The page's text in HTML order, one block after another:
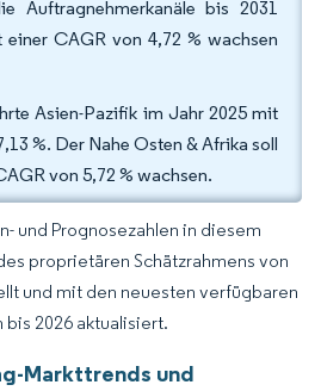
Auftragnehmerkanäle bis 2031
CAGR von 4,72 % wachsen
Asien-Pazifik im Jahr 2025 mit
%. Der Nahe Osten & Afrika soll
von 5,72 % wachsen.
und Prognosezahlen in diesem
proprietären Schätzrahmens von
und mit den neuesten verfügbaren
bis 2026 aktualisiert.
Markttrends und